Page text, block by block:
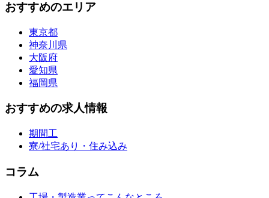
おすすめのエリア
東京都
神奈川県
大阪府
愛知県
福岡県
おすすめの求人情報
期間工
寮/社宅あり・住み込み
コラム